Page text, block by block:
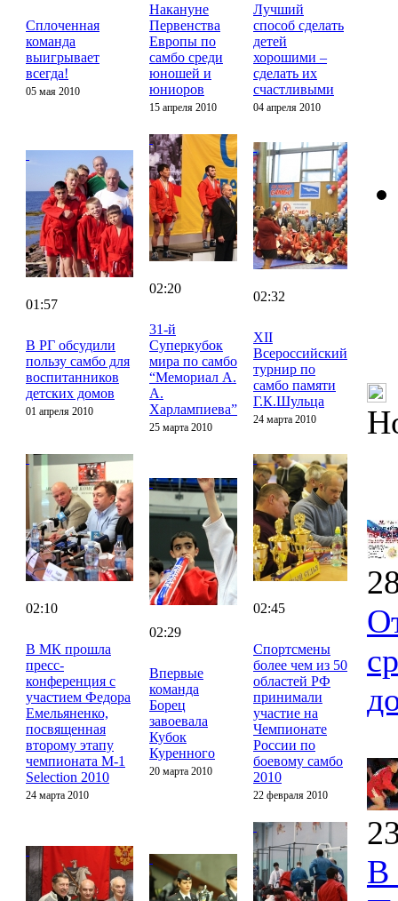
Сплоченная
команда
выигрывает
всегда!
05 мая 2010
Накануне
Первенства
Европы по
самбо среди
юношей и
юниоров
15 апреля 2010
Лучший
способ сделать
детей
хорошими –
сделать их
счастливыми
04 апреля 2010
01:57
В РГ обсудили
пользу самбо для
воспитанников
детских домов
01 апреля 2010
02:20
31-й
Суперкубок
мира по самбо
“Мемориал А.
А.
Харлампиева”
25 марта 2010
02:32
XII
Всероссийский
турнир по
самбо памяти
Г.К.Шульца
24 марта 2010
02:10
В МК прошла
пресс-
конференция с
участием Федора
Емельяненко,
посвященная
второму этапу
чемпионата M-1
Selection 2010
24 марта 2010
02:29
Впервые
команда
Борец
завоевала
Кубок
Куренного
20 марта 2010
02:45
Спортсмены
более чем из 50
областей РФ
принимали
участие на
Чемпионате
России по
боевому самбо
2010
22 февраля 2010
В